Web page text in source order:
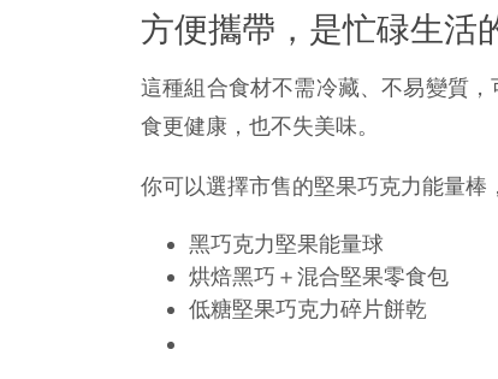
方便攜帶，是忙碌生活
這種組合食材不需冷藏、不易變質
食更健康，也不失美味。
你可以選擇市售的堅果巧克力能量棒
黑巧克力堅果能量球
烘焙黑巧＋混合堅果零食包
低糖堅果巧克力碎片餅乾